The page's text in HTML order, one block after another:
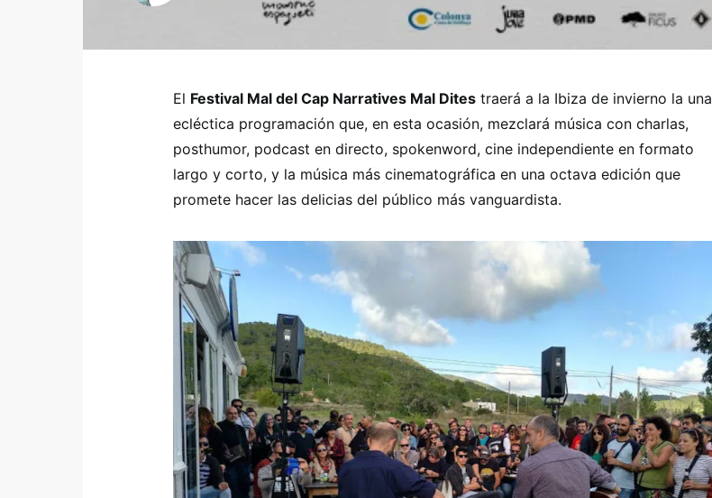
El Festival Mal del Cap Narratives Mal Dites traerá a la Ibiza de invierno la una
ecléctica programación que, en esta ocasión, mezclará música con charlas,
posthumor, podcast en directo, spokenword, cine independiente en formato
largo y corto, y la música más cinematográfica en una octava edición que
promete hacer las delicias del público más vanguardista.